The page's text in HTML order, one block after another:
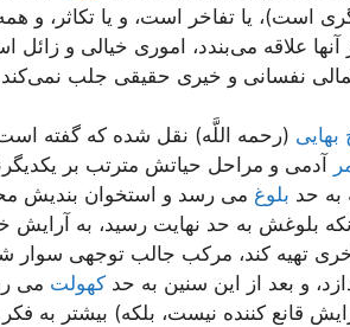
است)، يا تفاخر است، و يا تكاثر، و
علاقه مى‌بندد، امورى خيالى و زائل
نفسانى و خيرى حقيقى جلب
بهايى (رحمه اللَّه) نقل شده كه گفته
آدمى و مراحل حياتش مترتب بر
به حد بلوغ مى رسد و استخوان بنديش
بلوغش به حد نهايت رسيد، به
تهيه كند، مركب جالب توجهى سوار
و بعد از اين سنين به حد كهولت مى
قانع كننده نيست، بلكه) بيشتر